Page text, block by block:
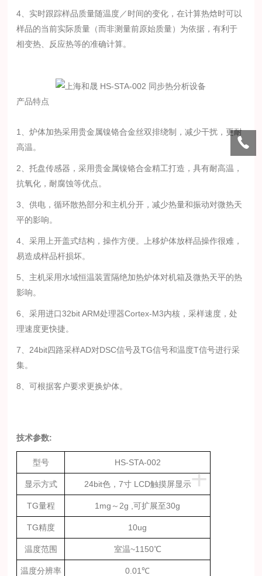
4、实时跟踪样品质量随温度／时间的变化，在计算热焓时可以
样品的当前实际质量（而非测量前原始质量）为依据，有利于
相变热、反应热等的准确计算。
产品特点
1、炉体加热采用贵金属镍铬合金丝双排绕制，减少干扰，更耐
高温。
2、托盘传感器，采用贵金属镍铬合金精工打造，具有耐高温，
抗氧化，耐腐蚀等优点。
3、供电，循环散热部分和主机分开，减少热量和振动对微热天
平的影响。
4、采用上开盖式结构，操作方便。上移炉体放样品操作很难，
易造成样品杆损坏。
5、主机采用水域恒温装置隔绝加热炉体对机箱及微热天平的热
影响。
6、采用进口32bit ARM处理器Cortex-M3内核，采样速度，处
理速度更快捷。
7、24bit四路采样AD对DSC信号及TG信号和温度T信号进行采
集。
8、可根据客户要求更换炉体。
技术参数:
+
型号 HS-STA-002
显示方式 24bit色， 7寸 LCD触摸屏显示
TG量程 1mg ～ 2g ,可扩展至30g
TG精度 10ug
温度范围 室温~1150℃
温度分辨率 0.01℃